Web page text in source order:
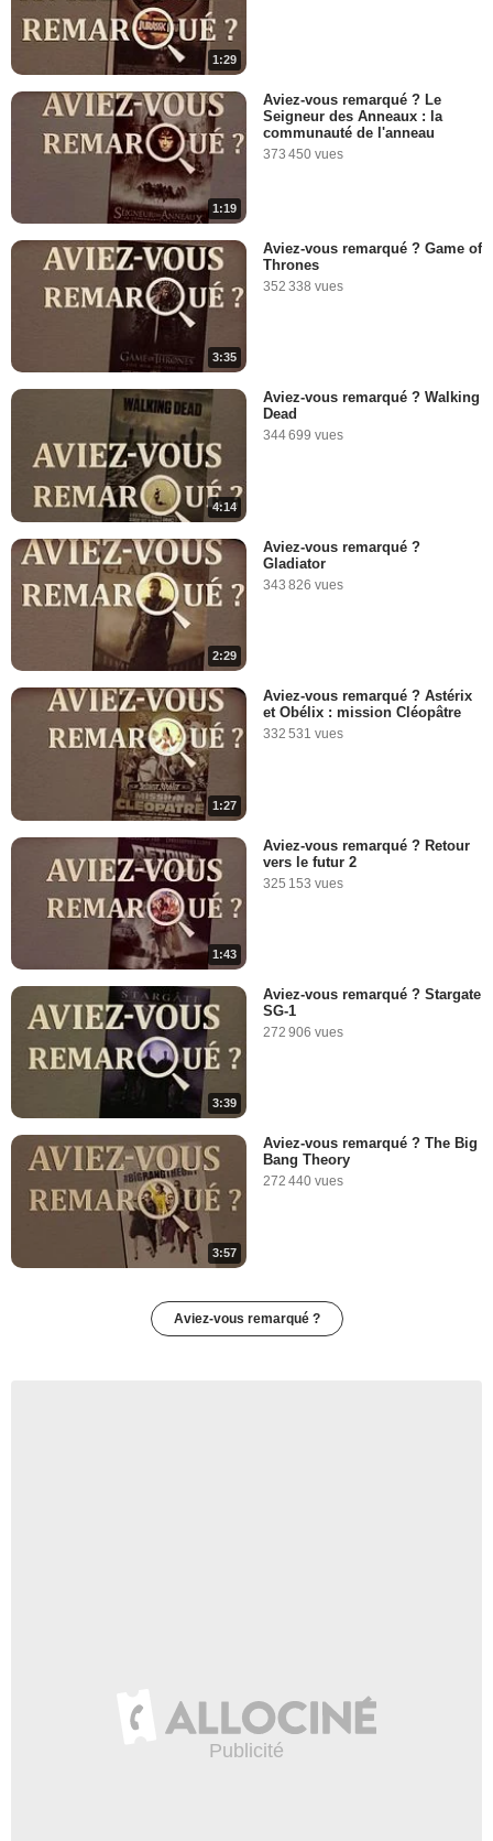
1:29
1:19
Aviez-vous remarqué ? Le
Seigneur des Anneaux : la
communauté de l'anneau
373 450 vues
3:35
Aviez-vous remarqué ? Game of
Thrones
352 338 vues
4:14
Aviez-vous remarqué ? Walking
Dead
344 699 vues
2:29
Aviez-vous remarqué ?
Gladiator
343 826 vues
1:27
Aviez-vous remarqué ? Astérix
et Obélix : mission Cléopâtre
332 531 vues
1:43
Aviez-vous remarqué ? Retour
vers le futur 2
325 153 vues
3:39
Aviez-vous remarqué ? Stargate
SG-1
272 906 vues
3:57
Aviez-vous remarqué ? The Big
Bang Theory
272 440 vues
Aviez-vous remarqué ?